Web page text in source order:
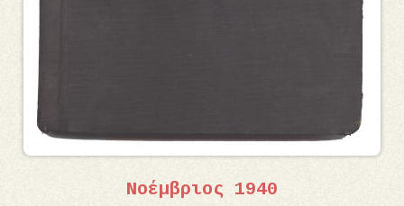
Νοέμβριος 1940